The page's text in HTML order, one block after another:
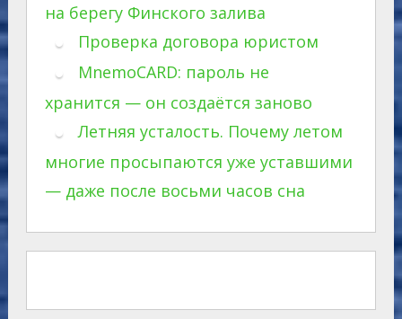
на берегу Финского залива
Проверка договора юристом
MnemoCARD: пароль не
хранится — он создаётся заново
Летняя усталость. Почему летом
многие просыпаются уже уставшими
— даже после восьми часов сна